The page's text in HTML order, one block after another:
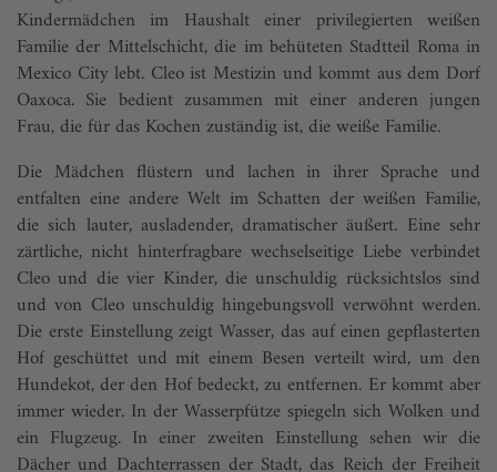
Kindermädchen im Haushalt einer privilegierten weißen
Familie der Mittelschicht, die im behüteten Stadtteil Roma in
Mexico City lebt. Cleo ist Mestizin und kommt aus dem Dorf
Oaxoca. Sie bedient zusammen mit einer anderen jungen
Frau, die für das Kochen zuständig ist, die weiße Familie.
Die Mädchen flüstern und lachen in ihrer Sprache und
entfalten eine andere Welt im Schatten der weißen Familie,
die sich lauter, ausladender, dramatischer äußert. Eine sehr
zärtliche, nicht hinterfragbare wechselseitige Liebe verbindet
Cleo und die vier Kinder, die unschuldig rücksichtslos sind
und von Cleo unschuldig hingebungsvoll verwöhnt werden.
Die erste Einstellung zeigt Wasser, das auf einen gepflasterten
Hof geschüttet und mit einem Besen verteilt wird, um den
Hundekot, der den Hof bedeckt, zu entfernen. Er kommt aber
immer wieder. In der Wasserpfütze spiegeln sich Wolken und
ein Flugzeug. In einer zweiten Einstellung sehen wir die